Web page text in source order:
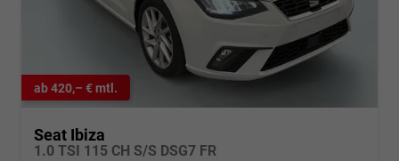
ab 420,– € mtl.
Seat Ibiza
1.0 TSI 115 CH S/S DSG7 FR